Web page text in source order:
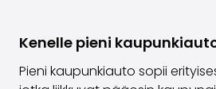
Kenelle pieni
Pieni kaupunkiauto sopii